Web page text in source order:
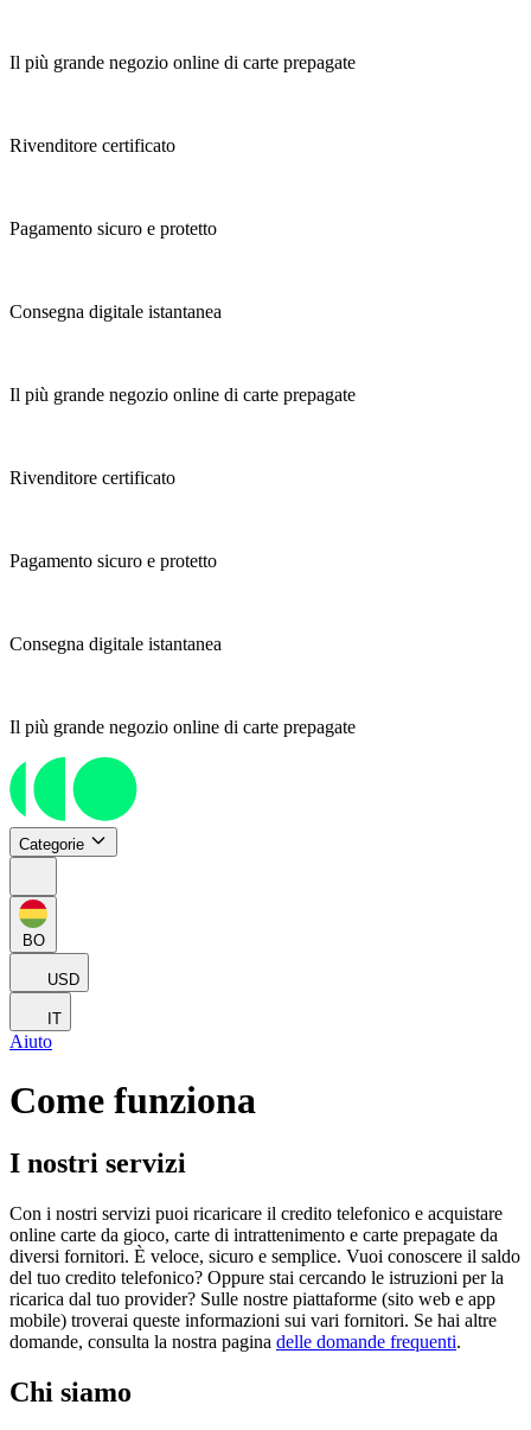
Il più grande negozio online di carte prepagate
Rivenditore certificato
Pagamento sicuro e protetto
Consegna digitale istantanea
Il più grande negozio online di carte prepagate
Rivenditore certificato
Pagamento sicuro e protetto
Consegna digitale istantanea
Il più grande negozio online di carte prepagate
Categorie
BO
USD
IT
Aiuto
Come funziona
I nostri servizi
Con i nostri servizi puoi ricaricare il credito telefonico e acquistare
online carte da gioco, carte di intrattenimento e carte prepagate da
diversi fornitori. È veloce, sicuro e semplice. Vuoi conoscere il saldo
del tuo credito telefonico? Oppure stai cercando le istruzioni per la
ricarica dal tuo provider? Sulle nostre piattaforme (sito web e app
mobile) troverai queste informazioni sui vari fornitori. Se hai altre
domande, consulta la nostra pagina delle domande frequenti.
Chi siamo